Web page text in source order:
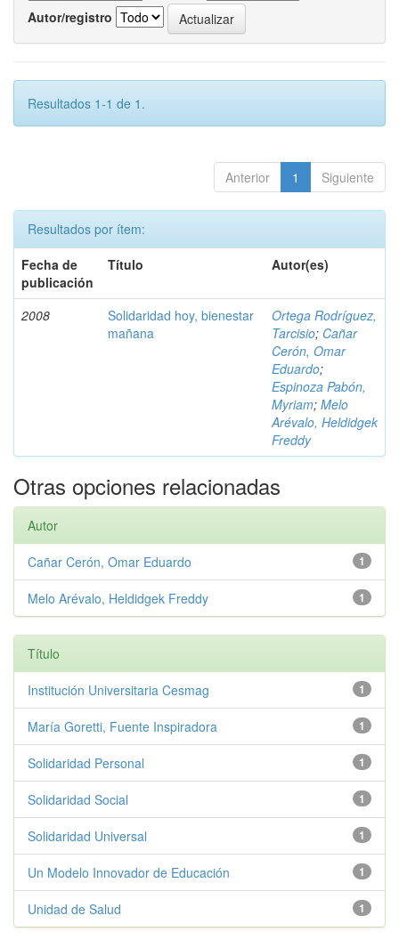
Autor/registro
Resultados 1-1 de 1.
Anterior 1 Siguiente
Resultados por ítem:
Fecha de
publicación
Título Autor(es)
2008
Solidaridad hoy, bienestar
mañana
Ortega Rodríguez,
Tarcisio; Cañar
Cerón, Omar
Eduardo;
Espinoza Pabón,
Myriam; Melo
Arévalo, Heldidgek
Freddy
Otras opciones relacionadas
Autor
1
Cañar Cerón, Omar Eduardo
1
Melo Arévalo, Heldidgek Freddy
Título
1
Institución Universitaria Cesmag
1
María Goretti, Fuente Inspiradora
1
Solidaridad Personal
1
Solidaridad Social
1
Solidaridad Universal
1
Un Modelo Innovador de Educación
1
Unidad de Salud